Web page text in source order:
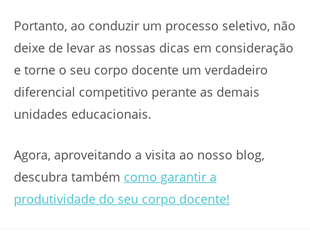
Portanto, ao conduzir um processo seletivo, não
deixe de levar as nossas dicas em consideração
e torne o seu corpo docente um verdadeiro
diferencial competitivo perante as demais
unidades educacionais.
Agora, aproveitando a visita ao nosso blog,
descubra também como garantir a
produtividade do seu corpo docente!